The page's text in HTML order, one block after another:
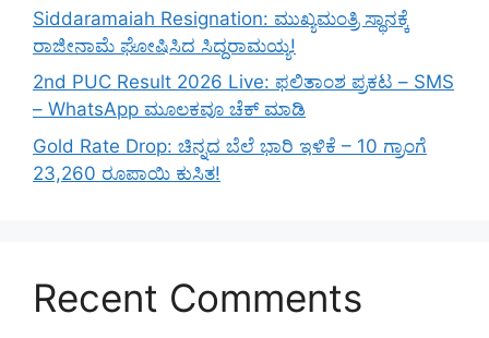
Siddaramaiah Resignation: ಮುಖ್ಯಮಂತ್ರಿ ಸ್ಥಾನಕ್ಕೆ
ರಾಜೀನಾಮೆ ಘೋಷಿಸಿದ ಸಿದ್ದರಾಮಯ್ಯ!
2nd PUC Result 2026 Live: ಫಲಿತಾಂಶ ಪ್ರಕಟ – SMS
– WhatsApp ಮೂಲಕವೂ ಚೆಕ್ ಮಾಡಿ
Gold Rate Drop: ಚಿನ್ನದ ಬೆಲೆ ಭಾರಿ ಇಳಿಕೆ – 10 ಗ್ರಾಂಗೆ
23,260 ರೂಪಾಯಿ ಕುಸಿತ!
Recent Comments